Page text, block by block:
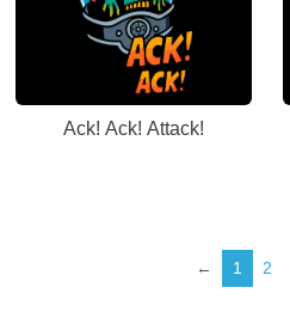
Ack! Ack! Attack!
← 1 2